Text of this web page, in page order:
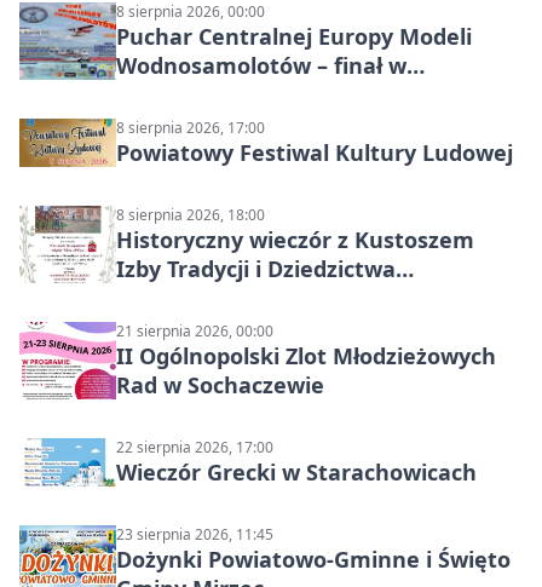
8 sierpnia 2026, 00:00
Puchar Centralnej Europy Modeli
Wodnosamolotów – finał w
8 sierpnia 2026, 17:00
Powiatowy Festiwal Kultury Ludowej
8 sierpnia 2026, 18:00
Historyczny wieczór z Kustoszem
Izby Tradycji i Dziedzictwa
Gęburą
21 sierpnia 2026, 00:00
II Ogólnopolski Zlot Młodzieżowych
Rad w Sochaczewie
22 sierpnia 2026, 17:00
Wieczór Grecki w Starachowicach
23 sierpnia 2026, 11:45
Dożynki Powiatowo-Gminne i Święto